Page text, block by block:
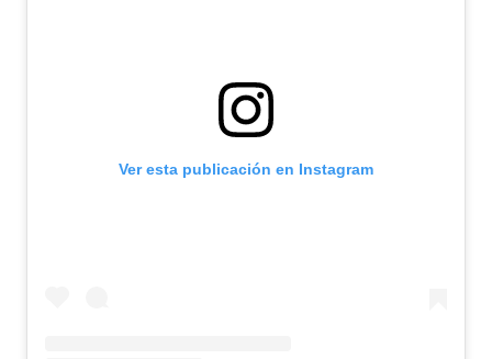
Ver esta publicación en Instagram